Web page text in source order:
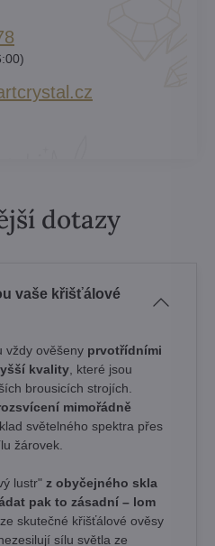
dotazy
vaše křišťálové
vždy ověšeny prvotřídními
kvality , které jsou
brousicích strojích.
mimořádně
světelného spektra přes
žárovek.
lustr" z obyčejného skla
pak to zásadní – lom
skutečné křišťálové ověsy
sílu světla ze